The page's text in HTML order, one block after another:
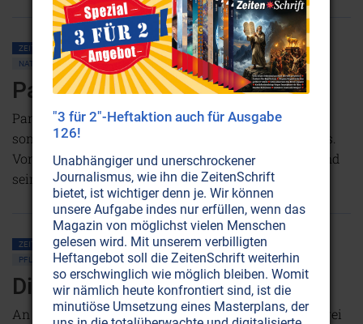
ZEITENSCHRIFT NR. 3 ENGEL
KOMMUNIKATION MIT DER NATUR
NATURGEISTER
KULTE • MYTHOLOGIE TIERE
Pan, der Allumfassende
Pan ist nicht einfach eine griechische Götterfigur,
sondern der tatsächlich existierende Gott des Waldes.
Von Menschen, die Begegnungen mit ihm hatten - und
seiner Botschaft an uns.
NICHT ONLINE VERFÜGBAR
ZEITENSCHRIFT NR. 3 KOMMUNIKATION MIT DER NATUR
NATURGEISTER
PFLANZEN • WALD
Die ‘grünen Kathedralen’ fallen
An der Pazifikküste Nordamerikas stirbt einer der drei
"3 für 2"-Heftaktion auch für Ausgabe
126!
Unabhängiger und unerschrockener
Journalismus, wie ihn die ZeitenSchrift
bietet, ist wichtiger denn je. Wir können
unsere Aufgabe indes nur erfüllen, wenn das
Magazin von möglichst vielen Menschen
gelesen wird. Mit unserem verbilligten
Heftangebot soll die ZeitenSchrift weiterhin
so erschwinglich wie möglich bleiben. Womit
wir nämlich heute konfrontiert sind, ist die
minutiöse Umsetzung eines Masterplans, der